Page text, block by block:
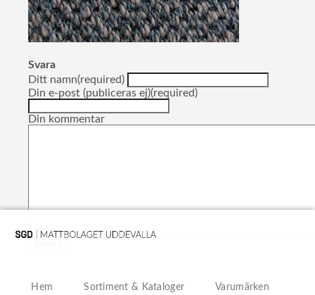
Svara
Ditt namn(required)
Din e-post (publiceras ej)(required)
Din kommentar
Hem Sortiment & Kataloger Varumärken